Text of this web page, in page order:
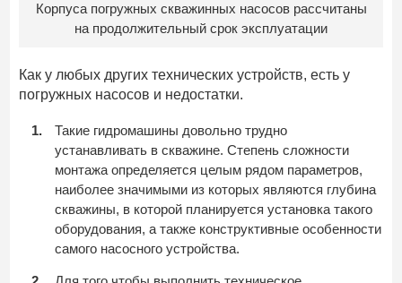
Корпуса погружных скважинных насосов рассчитаны
на продолжительный срок эксплуатации
Как у любых других технических устройств, есть у
погружных насосов и недостатки.
Такие гидромашины довольно трудно
устанавливать в скважине. Степень сложности
монтажа определяется целым рядом параметров,
наиболее значимыми из которых являются глубина
скважины, в которой планируется установка такого
оборудования, а также конструктивные особенности
самого насосного устройства.